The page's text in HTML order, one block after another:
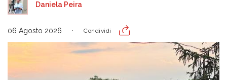
Daniela Peira
06 Agosto 2026 Condividi